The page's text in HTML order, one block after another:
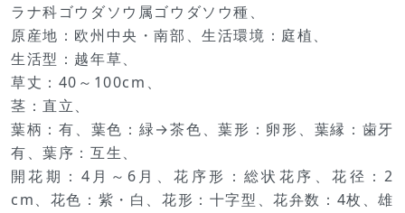
ラナ科ゴウダソウ属ゴウダソウ種、
原産地：欧州中央・南部、生活環境：庭植、
生活型：越年草、
草丈：40～100cm、
茎：直立、
葉柄：有、葉色：緑→茶色、葉形：卵形、葉縁：歯牙
有、葉序：互生、
開花期：4月～6月、花序形：総状花序、花径：2
cm、花色：紫・白、花形：十字型、花弁数：4枚、雄